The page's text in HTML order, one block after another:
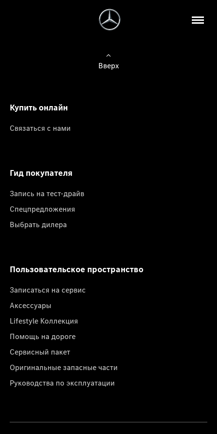
Вверх
Купить онлайн
Связаться с нами
Гид покупателя
Запись на тест-драйв
Спецпредложения
Выбрать дилера
Пользовательское пространство
Записаться на сервис
Аксессуары
Lifestyle Коллекция
Помощь на дороге
Сервисный пакет
Оригинальные запасные части
Руководства по эксплуатации